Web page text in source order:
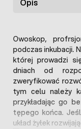
Owoskop,
podczas inkubacji.
której prowadzi
dniach od
zweryfikować
tym celu należy
przykładając go
tępego końca.
układ żyłek